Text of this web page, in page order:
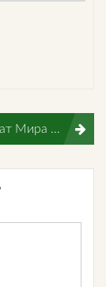
– Полуфинал, итоги.